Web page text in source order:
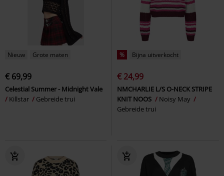
Nieuw Grote maten
€ 69,99
Celestial Summer - Midnight Vale
Killstar
Gebreide trui
% Bijna uitverkocht
€ 24,99
NMCHARLIE L/S O-NECK STRIPE
KNIT NOOS
Noisy May
Gebreide trui